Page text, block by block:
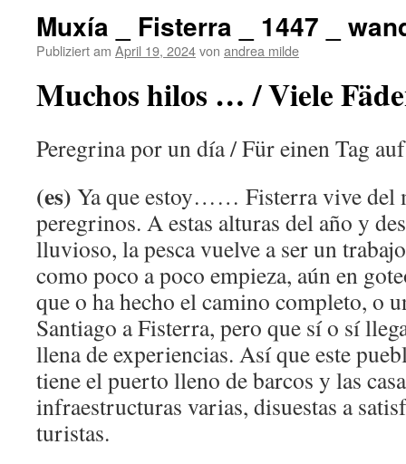
Muxía _ Fisterra _ 1447 _
Publiziert am April 19, 2024von andrea milde
Muchos hilos … / Viele
Peregrina por un día / Für einen Tag
(es) Ya que estoy…… Fisterra vive del
peregrinos. A estas alturas del año y
lluvioso, la pesca vuelve a ser un
como poco a poco empieza, aún en
que o ha hecho el camino completo, o
Santiago a Fisterra, pero que sí o sí
llena de experiencias. Así que este
tiene el puerto lleno de barcos y las
infraestructuras varias, disuestas a
turistas.